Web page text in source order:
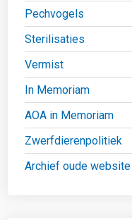
Pechvogels
Sterilisaties
Vermist
In Memoriam
AOA in Memoriam
Zwerfdierenpolitiek
Archief oude website